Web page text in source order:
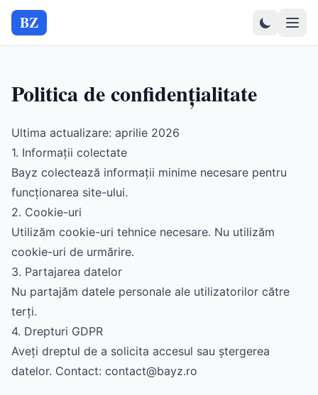
BZ
Politica de confidențialitate
Ultima actualizare: aprilie 2026
1. Informații colectate
Bayz colectează informații minime necesare pentru
funcționarea site-ului.
2. Cookie-uri
Utilizăm cookie-uri tehnice necesare. Nu utilizăm
cookie-uri de urmărire.
3. Partajarea datelor
Nu partajăm datele personale ale utilizatorilor către
terți.
4. Drepturi GDPR
Aveți dreptul de a solicita accesul sau ștergerea
datelor. Contact: contact@bayz.ro